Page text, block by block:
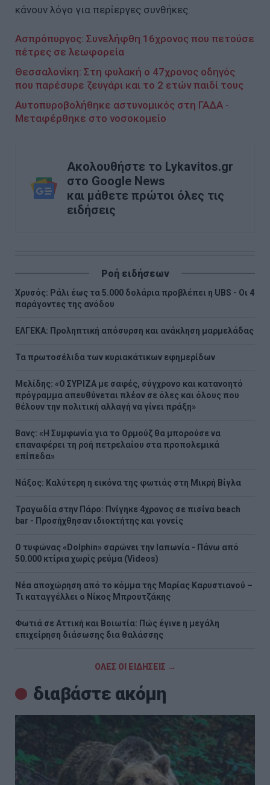
κάνουν λόγο για περίεργες συνθήκες.
Ασπρόπυργος: Συνελήφθη 16χρονος που πετούσε
πέτρες σε λεωφορεία
Θεσσαλονίκη: Στη φυλακή ο 47χρονος οδηγός
που παρέσυρε ζευγάρι και το 2 ετών παιδί τους
Αυτοπυροβολήθηκε αστυνομικός στη ΓΑΔΑ -
Μεταφέρθηκε στο νοσοκομείο
Ακολουθήστε το Lykavitos.gr
στο Google News
και μάθετε πρώτοι όλες τις
ειδήσεις
Ροή ειδήσεων
Χρυσός: Ράλι έως τα 5.000 δολάρια προβλέπει η UBS - Οι 4
παράγοντες της ανόδου
ΕΛΓΕΚΑ: Προληπτική απόσυρση και ανάκληση μαρμελάδας
Τα πρωτοσέλιδα των κυριακάτικων εφημερίδων
Μελίδης: «Ο ΣΥΡΙΖΑ με σαφές, σύγχρονο και κατανοητό
πρόγραμμα απευθύνεται πλέον σε όλες και όλους που
θέλουν την πολιτική αλλαγή να γίνει πράξη»
Βανς: «Η Συμφωνία για το Ορμούζ θα μπορούσε να
επαναφέρει τη ροή πετρελαίου στα προπολεμικά
επίπεδα»
Νάξος: Καλύτερη η εικόνα της φωτιάς στη Μικρή Βίγλα
Τραγωδία στην Πάρο: Πνίγηκε 4χρονος σε πισίνα beach
bar - Προσήχθησαν ιδιοκτήτης και γονείς
Ο τυφώνας «Dolphin» σαρώνει την Ιαπωνία - Πάνω από
50.000 κτίρια χωρίς ρεύμα (Videos)
Νέα αποχώρηση από το κόμμα της Μαρίας Καρυστιανού –
Τι καταγγέλλει ο Νίκος Μπρουτζάκης
Φωτιά σε Αττική και Βοιωτία: Πώς έγινε η μεγάλη
επιχείρηση διάσωσης δια θαλάσσης
ΟΛΕΣ ΟΙ ΕΙΔΗΣΕΙΣ →
διαβάστε ακόμη